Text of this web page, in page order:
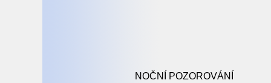
NOČNÍ POZOROVÁNÍ